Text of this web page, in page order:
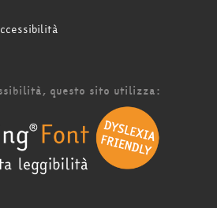
questo sito utilizza: